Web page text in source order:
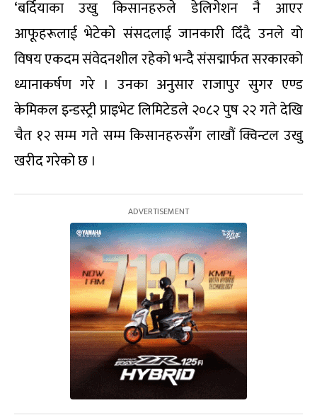
‘बर्दियाका उखु किसानहरुले डेलिगेशन नै आएर
आफूहरूलाई भेटेको संसदलाई जानकारी दिँदै उनले यो
विषय एकदम संवेदनशील रहेको भन्दै संसद्मार्फत सरकारको
ध्यानाकर्षण गरे । उनका अनुसार राजापुर सुगर एण्ड
केमिकल इन्डस्ट्री प्राइभेट लिमिटेडले २०८२ पुष २२ गते देखि
चैत १२ सम्म गते सम्म किसानहरुसँग लाखौं क्विन्टल उखु
खरीद गरेको छ ।